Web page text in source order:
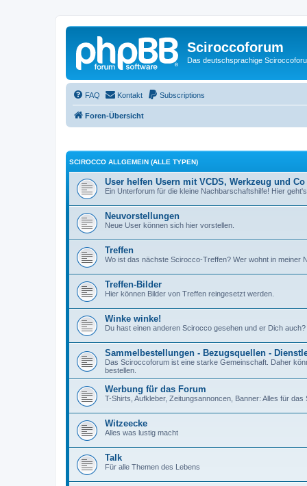
Sciroccoforum
Das deutschsprachige
FAQ Kontakt Subscriptions
Foren-Übersicht
SCIROCCO ALLGEMEIN (ALLE TYPEN)
User helfen Usern mit VCDS, Werkzeug und Co
Ein Unterforum für die kleine Nachbarschaftshilfe! Hier
Neuvorstellungen
Neue User können sich hier vorstellen.
Treffen
Wo ist das nächste Scirocco-Treffen? Wer wohnt in meiner
Treffen-Bilder
Hier können Bilder von Treffen reingesetzt werden.
Winke winke!
Du hast einen anderen Scirocco gesehen und er Dich auch?
Sammelbestellungen - Bezugsquellen -
Das Sciroccoforum ist eine starke Gemeinschaft. Daher
bestellen.
Werbung für das Forum
T-Shirts, Aufkleber, Zeitungsannoncen, Banner: Alles für
Witzeecke
Alles was lustig macht
Talk
Für alle Themen des Lebens